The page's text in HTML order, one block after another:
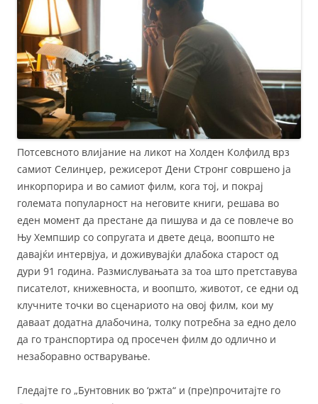
Потсевсното влијание на ликот на Холден Колфилд врз
самиот Селинџер, режисерот Дени Стронг совршено ja
инкорпорира и во самиот филм, кога тој, и покрај
големата популарност на неговите книги, решава во
еден момент да престане да пишува и да се повлече во
Њу Хемпшир со сопругата и двете деца, воопшто не
давајќи интервјуа, и доживувајќи длабока старост од
дури 91 година. Размислувањата за тоа што претставува
писателот, книжевноста, и воопшто, животот, се едни од
клучните точки во сценариото на овој филм, кои му
даваат додатна длабочина, толку потребна за едно дело
да го транспортира од просечен филм до одлично и
незаборавно остварување.
Гледајте го „Бунтовник во ‘ржта“ и (пре)прочитајте го